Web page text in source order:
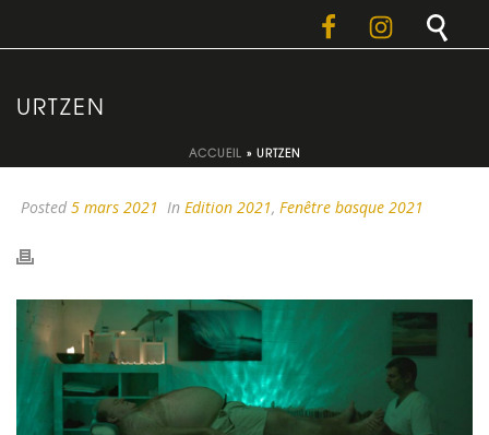
URTZEN
ACCUEIL » URTZEN
Posted 5 mars 2021 In Edition 2021, Fenêtre basque 2021